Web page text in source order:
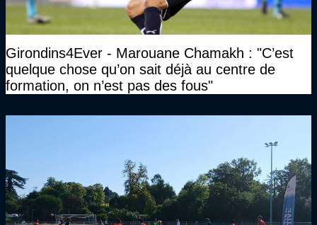
Girondins4Ever - Marouane Chamakh : "C’est
quelque chose qu’on sait déjà au centre de
formation, on n’est pas des fous"